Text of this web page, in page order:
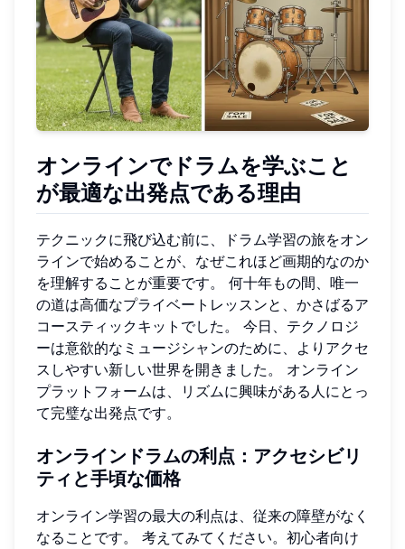
オンラインでドラムを学ぶこと
が最適な出発点である理由
テクニックに飛び込む前に、ドラム学習の旅をオン
ラインで始めることが、なぜこれほど画期的なのか
を理解することが重要です。 何十年もの間、唯一
の道は高価なプライベートレッスンと、かさばるア
コースティックキットでした。 今日、テクノロジ
ーは意欲的なミュージシャンのために、よりアクセ
スしやすい新しい世界を開きました。 オンライン
プラットフォームは、リズムに興味がある人にとっ
て完璧な出発点です。
オンラインドラムの利点：アクセシビリ
ティと手頃な価格
オンライン学習の最大の利点は、従来の障壁がなく
なることです。 考えてみてください。初心者向け